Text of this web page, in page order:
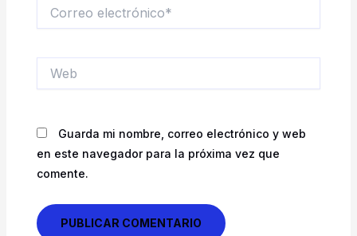
electrónico*
Guarda mi nombre, correo electrónico y web
en este navegador para la próxima vez que
comente.